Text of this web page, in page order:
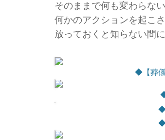
そのままで何も変わらな
何かのアクションを起こ
放っておくと知らない間
◆【葬儀
◆
◆